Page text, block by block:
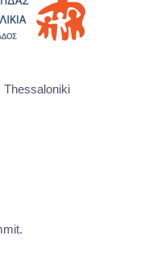
Thessaloniki